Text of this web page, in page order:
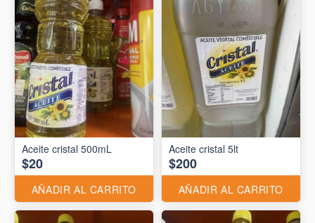
Aceite cristal 500mL
$20
AÑADIR AL CARRITO
Aceite cristal 5lt
$200
AÑADIR AL CARRITO